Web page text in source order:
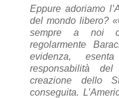
Eppure adoriamo
del mondo libero?
sempre a noi
regolarmente
evidenza,
responsabilità
creazione dello
conseguita.